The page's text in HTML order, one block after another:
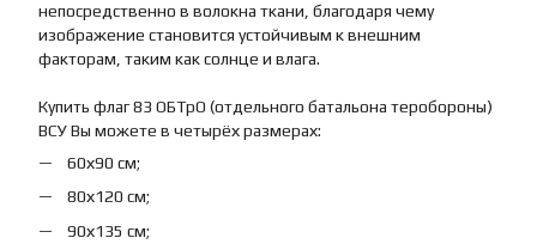
непосредственно в волокна ткани, благодаря чему
изображение становится устойчивым к внешним
факторам, таким как солнце и влага.
Купить флаг 83 ОБТрО (отдельного батальона теробороны)
ВСУ Вы можете в четырёх размерах:
60х90 см;
80х120 см;
90х135 см;